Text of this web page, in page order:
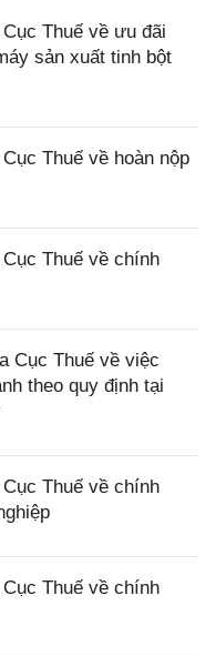
Thuế về ưu đãi
sản xuất tinh bột
Thuế về hoàn nộp
Thuế về chính
Cục Thuế về việc
theo quy định tại
Thuế về chính
Thuế về chính